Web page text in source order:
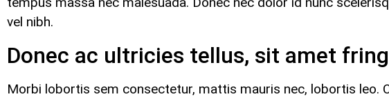
vel nibh.
Donec ac ultricies tellus, sit amet
Morbi lobortis sem consectetur, mattis mauris nec, lobortis leo.